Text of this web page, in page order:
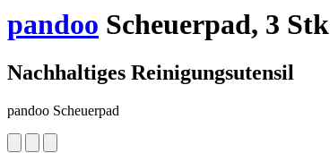
pandoo Scheuerpad, 3 Stk
Nachhaltiges Reinigungsutensil
pandoo Scheuerpad